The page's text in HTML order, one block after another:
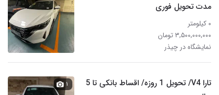
مدت تحویل فوری
۰ کیلومتر
۳,۵۰۰,۰۰۰,۰۰۰ تومان
نمایشگاه در چیذر
تارا V4/ تحویل 1 روزه/ اقساط بانکی تا 5
۱